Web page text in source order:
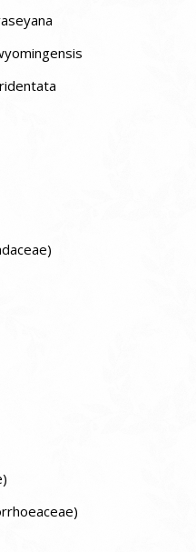
tridentata subsp. tridentata